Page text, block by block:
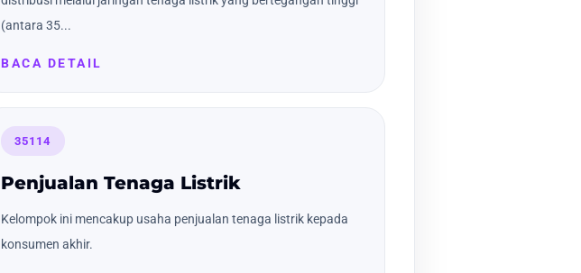
(antara 35...
BACA DETAIL
35114
Penjualan Tenaga Listrik
Kelompok ini mencakup usaha penjualan tenaga listrik kepada
konsumen akhir.